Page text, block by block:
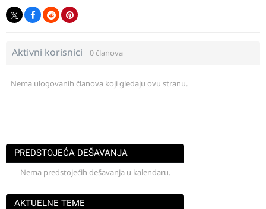
Aktivni korisnici 0 članova
Nema ulogovanih članova koji gledaju ovu stranu.
PREDSTOJEĆA DEŠAVANJA
Nema predstojećih dešavanja u kalendaru.
AKTUELNE TEME